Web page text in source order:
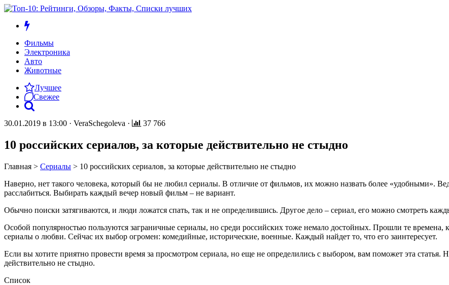
Фильмы
Электроника
Авто
Животные
Лучшее
Свежее
30.01.2019 в 13:00 · VeraSchegoleva · 37 766
10 российских сериалов, за которые действительно не стыдно
Главная > Сериалы > 10 российских сериалов, за которые действительно не стыдно
Наверно, нет такого человека, который бы не любил сериалы. В отличие от фильмов, их можно назвать более «удобными».
расслабиться. Выбирать каждый вечер новый фильм – не вариант.
Обычно поиски затягиваются, и люди ложатся спать, так и не определившись. Другое дело – сериал, его можно смотреть
Особой популярностью пользуются заграничные сериалы, но среди российских тоже немало достойных. Прошли те времена,
сериалы о любви. Сейчас их выбор огромен: комедийные, исторические, военные. Каждый найдет то, что его заинтересует.
Если вы хотите приятно провести время за просмотром сериала, но еще не определились с выбором, вам поможет эта статья.
действительно не стыдно.
Список